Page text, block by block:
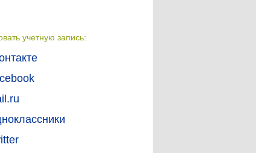
учетную запись: